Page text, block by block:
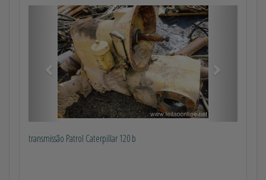
Anterior
transmissão Patrol Caterpillar 120 b